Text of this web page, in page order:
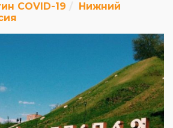
COVID-19
Нижний